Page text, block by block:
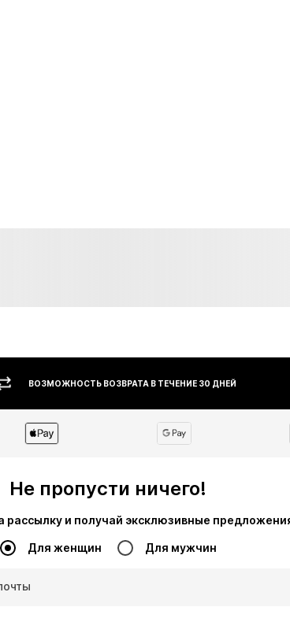
ВОЗМОЖНОСТЬ ВОЗВРАТА В ТЕЧЕНИЕ 30 ДНЕЙ
Не пропусти ничего!
рассылку и получай эксклюзивные
Для женщин Для мужчин